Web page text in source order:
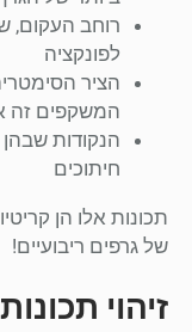
רוחב העקום,
לפונקציה
הציר
המשקפים זה
הנקודות
חיתוכים
תכונות אלו הן
של גרפים ריבועיים!
זיהוי